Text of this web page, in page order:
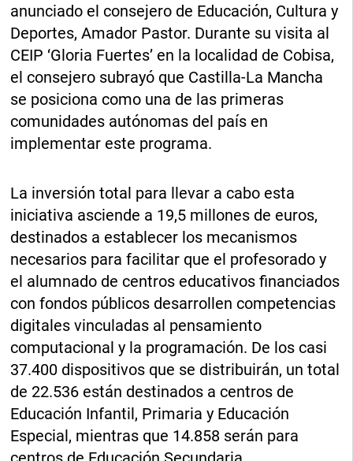
anunciado el consejero de Educación, Cultura y
Deportes, Amador Pastor. Durante su visita al
CEIP ‘Gloria Fuertes’ en la localidad de Cobisa,
el consejero subrayó que Castilla-La Mancha
se posiciona como una de las primeras
comunidades autónomas del país en
implementar este programa.
La inversión total para llevar a cabo esta
iniciativa asciende a 19,5 millones de euros,
destinados a establecer los mecanismos
necesarios para facilitar que el profesorado y
el alumnado de centros educativos financiados
con fondos públicos desarrollen competencias
digitales vinculadas al pensamiento
computacional y la programación. De los casi
37.400 dispositivos que se distribuirán, un total
de 22.536 están destinados a centros de
Educación Infantil, Primaria y Educación
Especial, mientras que 14.858 serán para